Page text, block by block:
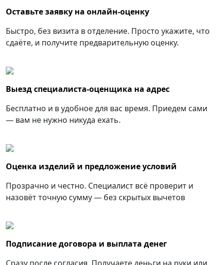
Оставьте заявку на онлайн-оценку
Быстро, без визита в отделение. Просто укажите, что
сдаёте, и получите предварительную оценку.
Выезд специалиста-оценщика на адрес
Бесплатно и в удобное для вас время. Приедем сами
— вам не нужно никуда ехать.
Оценка изделий и предложение условий
Прозрачно и честно. Специалист всё проверит и
назовёт точную сумму — без скрытых вычетов
Подписание договора и выплата денег